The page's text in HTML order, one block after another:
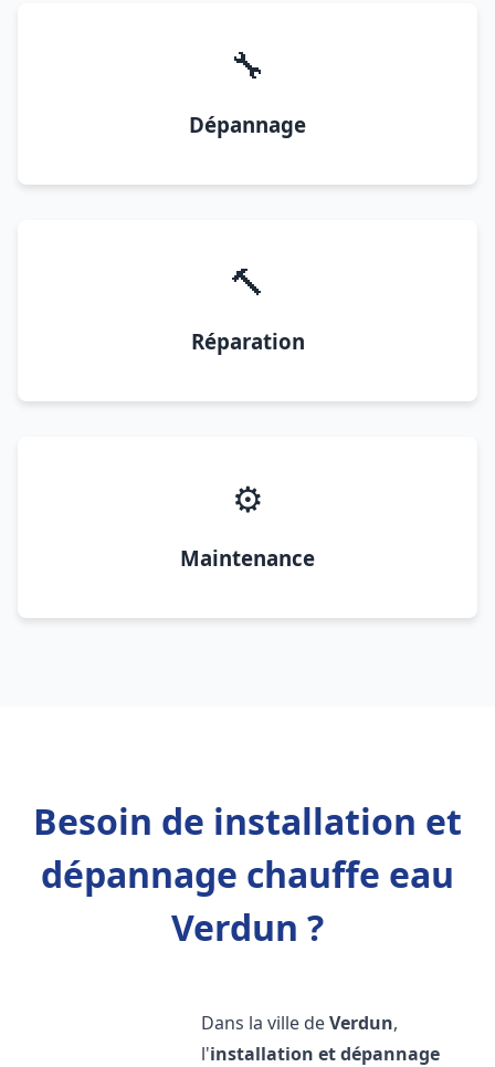
🔧
Dépannage
🔨
Réparation
⚙️
Maintenance
Besoin de installation et
dépannage chauffe eau
Verdun ?
Dans la ville deVerdun,
l'installation et dépannage